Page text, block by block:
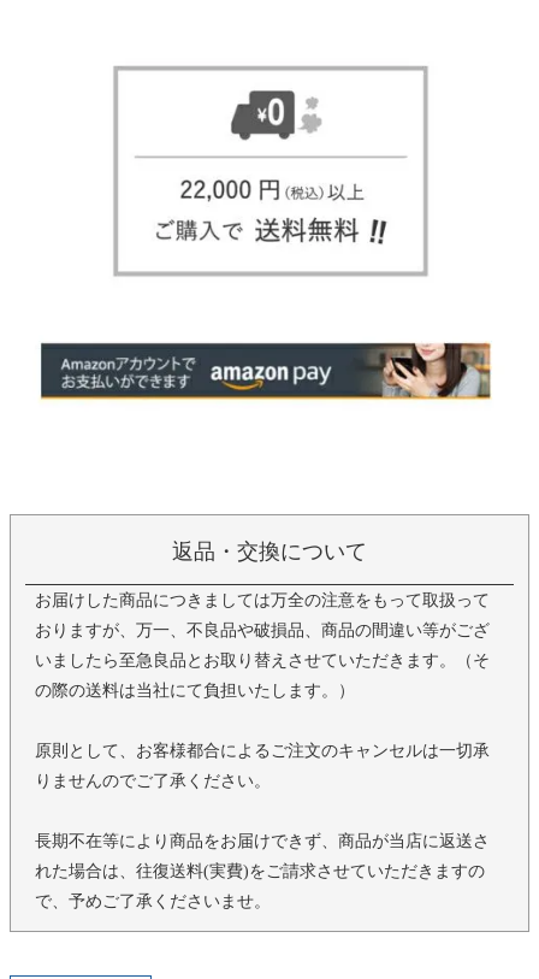
返品・交換について
お届けした商品につきましては万全の注意をもって取扱って
おりますが、万一、不良品や破損品、商品の間違い等がござ
いましたら至急良品とお取り替えさせていただきます。（そ
の際の送料は当社にて負担いたします。）
原則として、お客様都合によるご注文のキャンセルは一切承
りませんのでご了承ください。
長期不在等により商品をお届けできず、商品が当店に返送さ
れた場合は、往復送料(実費)をご請求させていただきますの
で、予めご了承くださいませ。